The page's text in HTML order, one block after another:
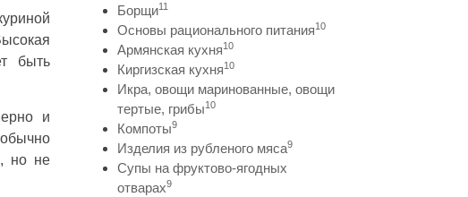
быть
и
но не
Борщи11
Основы рационального питания10
Армянская кухня10
Киргизская кухня10
Икра, овощи маринованные, овощи
тертые, грибы10
Компоты9
Изделия из рубленого мяса9
Супы на фруктово-ягодных
отварах9